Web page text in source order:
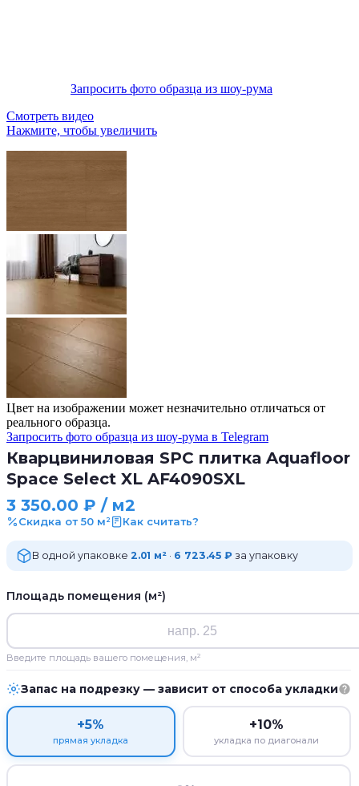
Запросить фото образца из шоу-рума
Смотреть видео
Нажмите, чтобы увеличить
Цвет на изображении может незначительно отличаться от
реального образца.
Запросить фото образца из шоу-рума в Telegram
Кварцвиниловая SPC плитка Aquafloor
Space Select XL AF4090SXL
3 350.00 ₽ / м2
Скидка от 50 м² Как считать?
В одной упаковке 2.01 м² · 6 723.45 ₽ за упаковку
Площадь помещения (м²)
Введите площадь вашего помещения, м²
Запас на подрезку — зависит от способа укладки
+5%
прямая укладка
+10%
укладка по диагонали